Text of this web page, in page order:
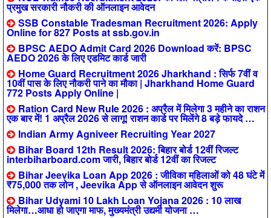
प्रमुख सरकारी नौकरी की ऑनलाइन आवेदन
SSB Constable Tradesman Recruitment 2026: Apply
Online for 827 Posts at ssb.gov.in
BPSC AEDO Admit Card 2026 Download करें: BPSC
AEDO 2026 के लिए एडमिट कार्ड जारी
Home Guard Recruitment 2026 Jharkhand : सिर्फ 7वीं व
10वीं पास के लिए नौकरी पाने का मौका | Jharkhand Home Guard
772 Posts Apply Online |
Ration Card New Rule 2026 : अप्रैल में मिलेगा 3 महीने का राशन
एक बार में! 1 अप्रैल 2026 से लागू! राशन कार्ड पर मिलेंगे 8 बड़े फायदे …
Indian Army Agniveer Recruiting Year 2027
Bihar Board 12th Result 2026: बिहार बोर्ड 12वीं रिजल्ट
interbiharboard.com जारी, बिहार बोर्ड 12वीं का रिजल्ट
Bihar Jeevika Loan App 2026 : जीविका महिलाओं को 48 घंटे में
₹75,000 तक लोन , Jeevika App से ऑनलाइन आवेदन शुरू
Bihar Udyami 10 Lakh Loan Yojana 2026 : 10 लाख
मिलेगा…आधा हो जाएगा माफ, मुख्यमंत्री उद्यमी योजना …